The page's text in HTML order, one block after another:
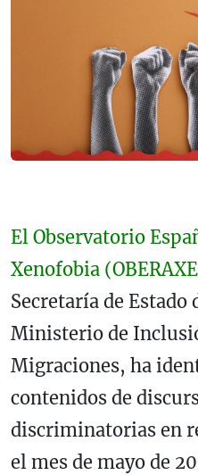
El Observatorio
Xenofobia
Secretaría de
Ministerio de
Migraciones, ha
contenidos de
discriminatorias en
el mes de mayo de